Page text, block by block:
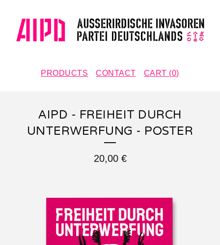
PRODUCTS CONTACT CART (0)
AIPD - FREIHEIT DURCH
UNTERWERFUNG - POSTER
20,00 €